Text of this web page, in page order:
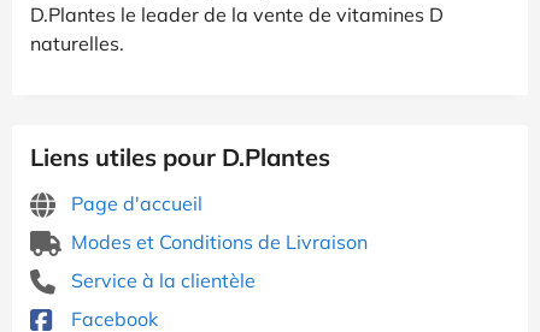
D.Plantes le leader de la vente de vitamines D
naturelles.
Liens utiles pour D.Plantes
Page d'accueil
Modes et Conditions de Livraison
Service à la clientèle
Facebook